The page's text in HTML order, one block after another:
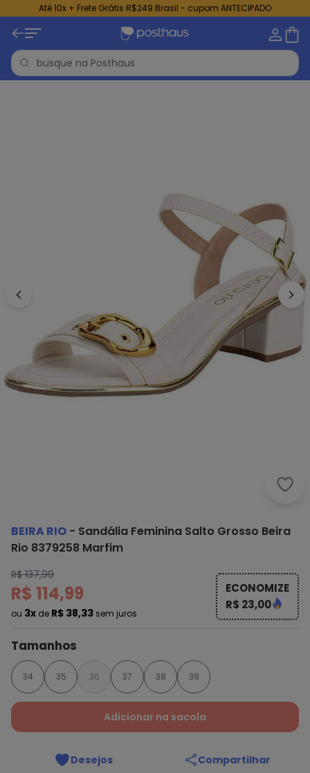
Até 10x + Frete Grátis R$249 Brasil - cupom ANTECIPADO
BEIRA RIO - Sandália Feminina Salto Grosso Beira
Rio 8379258 Marfim
R$ 137,99
R$ 114,99
ou 3x de R$ 38,33 sem juros
ECONOMIZE
R$ 23,00
Tamanhos
34 35 36 37 38 39
Adicionar na sacola
Desejos Compartilhar